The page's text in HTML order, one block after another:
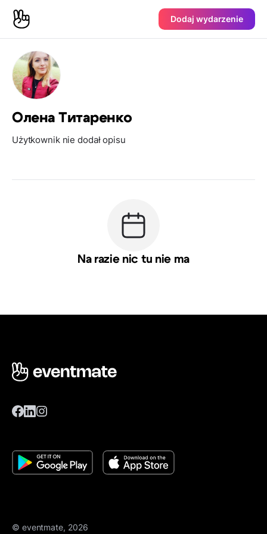
Dodaj wydarzenie
Олена Титаренко
Użytkownik nie dodał opisu
Na razie nic tu nie ma
© eventmate, 2026